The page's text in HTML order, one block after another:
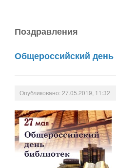
Поздравления
Общероссийский день
Опубликовано: 27.05.2019, 11:32